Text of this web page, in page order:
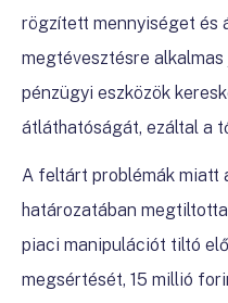
rögzített mennyiséget és
megtévesztésre
pénzügyi eszközök
átláthatóságát, ezáltal a
A feltárt problémák miatt
határozatában
piaci manipulációt tiltó
megsértését, 15 millió